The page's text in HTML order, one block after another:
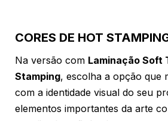
CORES DE HOT
Na versão com Laminação Soft
Stamping, escolha a opção que
com a identidade visual do seu
elementos importantes da arte